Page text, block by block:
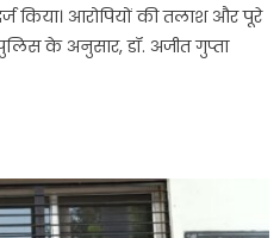
किया। आरोपियों की तलाश और पूरे
के अनुसार, डॉ. अजीत गुप्ता